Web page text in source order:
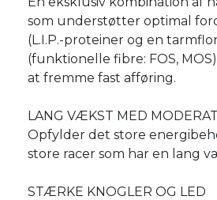
som understøtter optimal
(L.I.P.-proteiner og en
(funktionelle fibre: FOS,
at fremme fast afføring.
LANG VÆKST MED
Opfylder det store
store racer som har en lang
STÆRKE KNOGLER OG LED